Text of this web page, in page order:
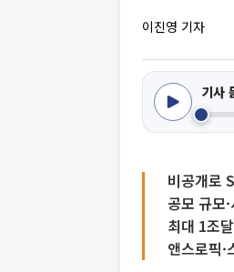
이진영 기자
기사
비공개로
공모 규모
최대 1조
앤스로픽·